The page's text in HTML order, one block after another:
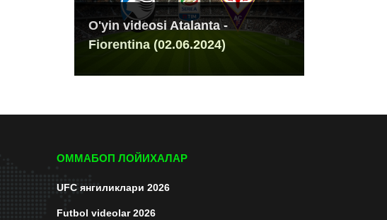
O'yin videosi Atalanta -
Fiorentina (02.06.2024)
ОММАБОП ЛОЙИХАЛАР
UFC янгиликлари 2026
Futbol videolar 2026